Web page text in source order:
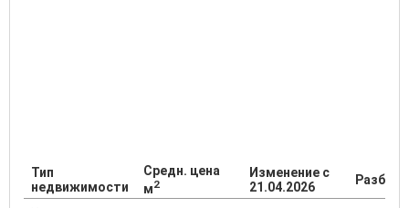
Тип
недвижимости
Средн. цена
м2
Изменение с
21.04.2026